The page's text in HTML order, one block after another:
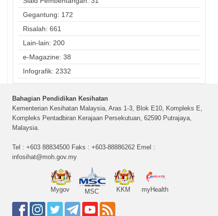
Gegantung: 172
Risalah: 661
Lain-lain: 200
e-Magazine: 38
Infografik: 2332
Bahagian Pendidikan Kesihatan
Kementerian Kesihatan Malaysia, Aras 1-3, Blok E10, Kompleks E,
Kompleks Pentadbiran Kerajaan Persekutuan, 62590 Putrajaya,
Malaysia.
Tel : +603 88834500 Faks : +603-88886262 Emel :
infosihat@moh.gov.my
Mygov MSC KKM myHealth